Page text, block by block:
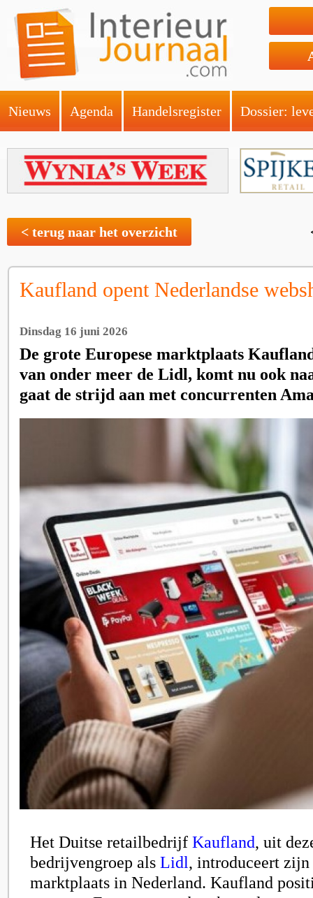
Nieuws Agenda Handelsregister Dossier:
< terug naar het overzicht
Kaufland opent Nederlandse
Dinsdag 16 juni 2026
De grote Europese marktplaats
van onder meer de Lidl, komt nu ook
gaat de strijd aan met concurrenten
Het Duitse retailbedrijf Kaufland, uit
bedrijvengroep als Lidl, introduceert
marktplaats in Nederland. Kaufland